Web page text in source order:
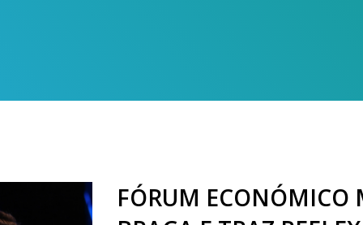
FÓRUM ECONÓMICO